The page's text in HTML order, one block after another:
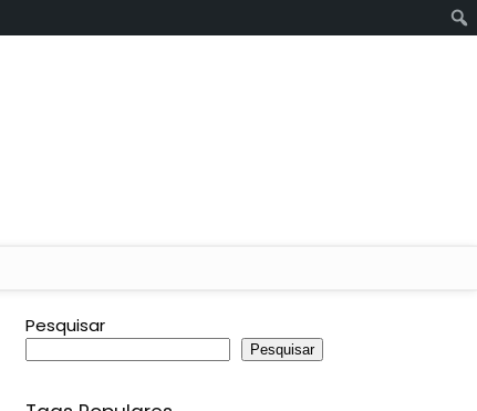
Pesquisar
Pesquisar